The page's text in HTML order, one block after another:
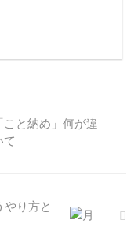
こと納め」何が違
て
り方と